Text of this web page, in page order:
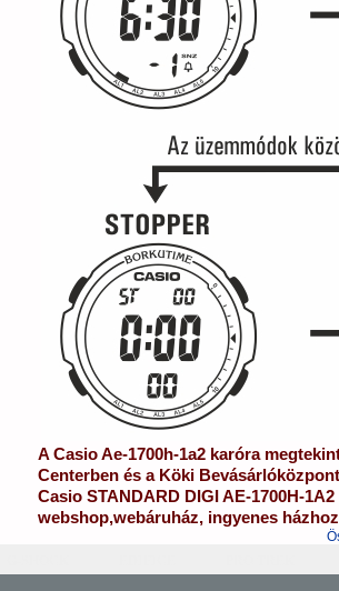
ACasio Ae-1700h-1a2 karóra
Centerben és a Köki
Casio STANDARD DIGI AE-1700H-1A2
webshop,webáruház, ingyenes